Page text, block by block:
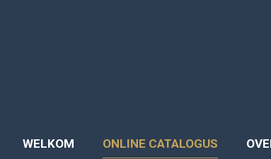
WELKOM ONLINE CATALOGUS